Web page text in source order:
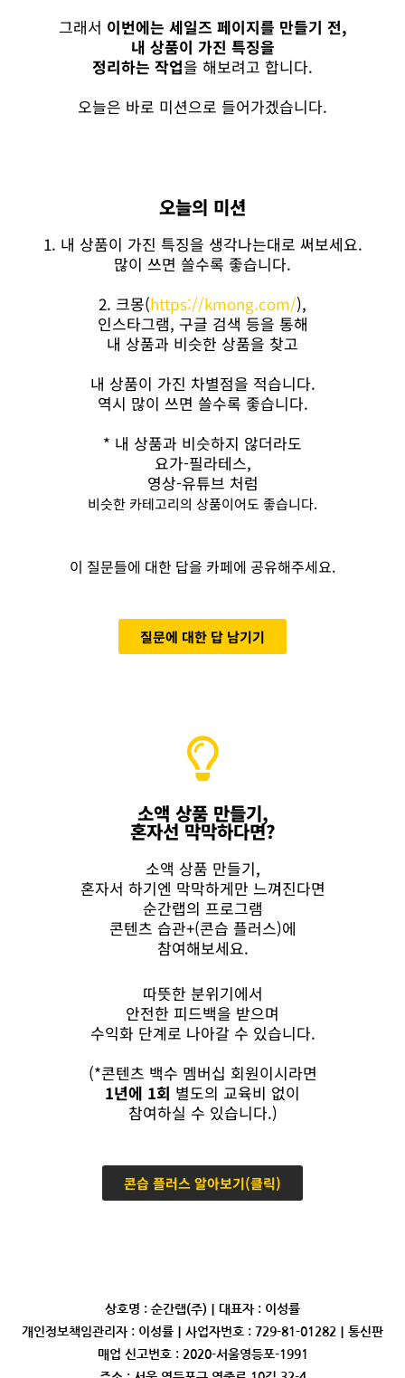
그래서 이번에는 세일즈 페이지를 만들기 전,
내 상품이 가진 특징을
정리하는 작업을 해보려고 합니다.
오늘은 바로 미션으로 들어가겠습니다.
오늘의 미션
1. 내 상품이 가진 특징을 생각나는대로 써보세요.
많이 쓰면 쓸수록 좋습니다.
2. 크몽(https://kmong.com/),
인스타그램, 구글 검색 등을 통해
내 상품과 비슷한 상품을 찾고
내 상품이 가진 차별점을 적습니다.
역시 많이 쓰면 쓸수록 좋습니다.
* 내 상품과 비슷하지 않더라도
요가-필라테스,
영상-유튜브 처럼
비슷한 카테고리의 상품이어도 좋습니다.
이 질문들에 대한 답을 카페에 공유해주세요.
질문에 대한 답 남기기
소액 상품 만들기,
혼자선 막막하다면?
소액 상품 만들기,
혼자서 하기엔 막막하게만 느껴진다면
순간랩의 프로그램
콘텐츠 습관+(콘습 플러스)에
참여해보세요.
따뜻한 분위기에서
안전한 피드백을 받으며
수익화 단계로 나아갈 수 있습니다.
(*콘텐츠 백수 멤버십 회원이시라면
1년에 1회 별도의 교육비 없이
참여하실 수 있습니다.)
콘습 플러스 알아보기(클릭)
상호명 : 순간랩(주)｜대표자 : 이성률
개인정보책임관리자 : 이성률｜사업자번호 : 729-81-01282｜통신판
매업 신고번호 : 2020-서울영등포-1991